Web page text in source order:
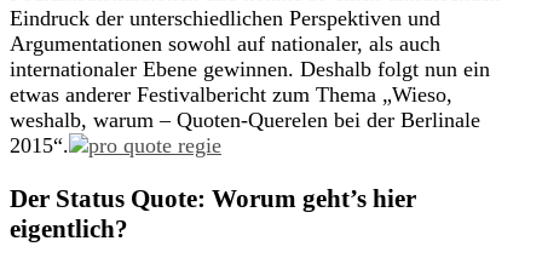
Eindruck der unterschiedlichen Perspektiven und
Argumentationen sowohl auf nationaler, als auch
internationaler Ebene gewinnen. Deshalb folgt nun ein
etwas anderer Festivalbericht zum Thema „Wieso,
weshalb, warum – Quoten-Querelen bei der Berlinale
2015“.
Der Status Quote: Worum geht’s hier
eigentlich?